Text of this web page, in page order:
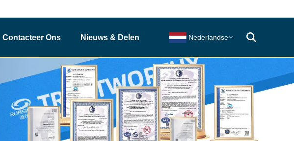
Contacteer Ons Nieuws & Delen Nederlandse